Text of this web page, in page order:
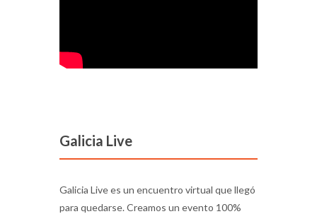
Galicia Live
Galicia Live es un encuentro virtual que llegó
para quedarse. Creamos un evento 100%